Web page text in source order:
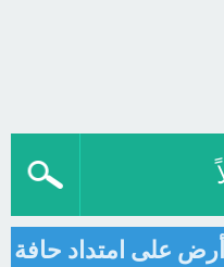
على امتداد حافة